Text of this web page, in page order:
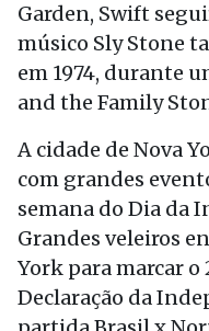
Garden, Swift
músico Sly Stone
em 1974, durante
and the Family
A cidade de Nova
com grandes
semana do Dia da
Grandes veleiros
York para marcar o
Declaração da